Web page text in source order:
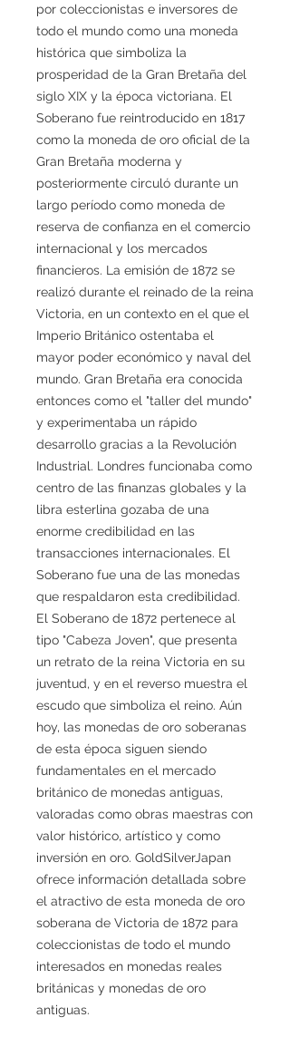
por coleccionistas e inversores de
todo el mundo como una moneda
histórica que simboliza la
prosperidad de la Gran Bretaña del
siglo XIX y la época victoriana. El
Soberano fue reintroducido en 1817
como la moneda de oro oficial de la
Gran Bretaña moderna y
posteriormente circuló durante un
largo período como moneda de
reserva de confianza en el comercio
internacional y los mercados
financieros. La emisión de 1872 se
realizó durante el reinado de la reina
Victoria, en un contexto en el que el
Imperio Británico ostentaba el
mayor poder económico y naval del
mundo. Gran Bretaña era conocida
entonces como el "taller del mundo"
y experimentaba un rápido
desarrollo gracias a la Revolución
Industrial. Londres funcionaba como
centro de las finanzas globales y la
libra esterlina gozaba de una
enorme credibilidad en las
transacciones internacionales. El
Soberano fue una de las monedas
que respaldaron esta credibilidad.
El Soberano de 1872 pertenece al
tipo "Cabeza Joven", que presenta
un retrato de la reina Victoria en su
juventud, y en el reverso muestra el
escudo que simboliza el reino. Aún
hoy, las monedas de oro soberanas
de esta época siguen siendo
fundamentales en el mercado
británico de monedas antiguas,
valoradas como obras maestras con
valor histórico, artístico y como
inversión en oro. GoldSilverJapan
ofrece información detallada sobre
el atractivo de esta moneda de oro
soberana de Victoria de 1872 para
coleccionistas de todo el mundo
interesados en monedas reales
británicas y monedas de oro
antiguas.